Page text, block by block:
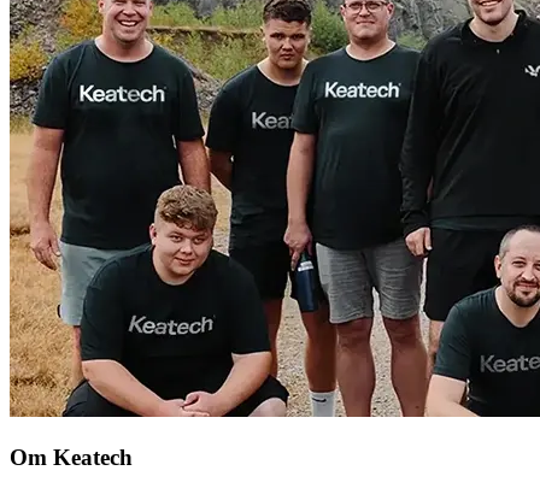
Om Keatech